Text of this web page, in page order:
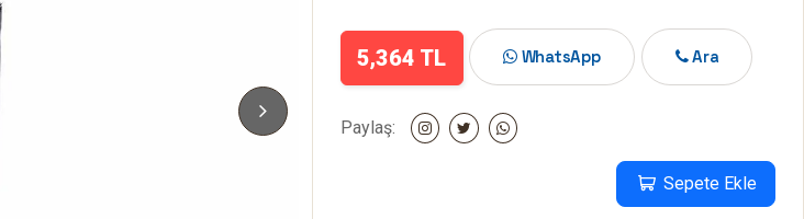
5,364 TL WhatsApp Ara
Paylaş:
Sepete Ekle